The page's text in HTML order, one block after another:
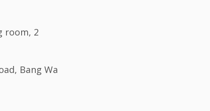
room, 2
Bang Wa